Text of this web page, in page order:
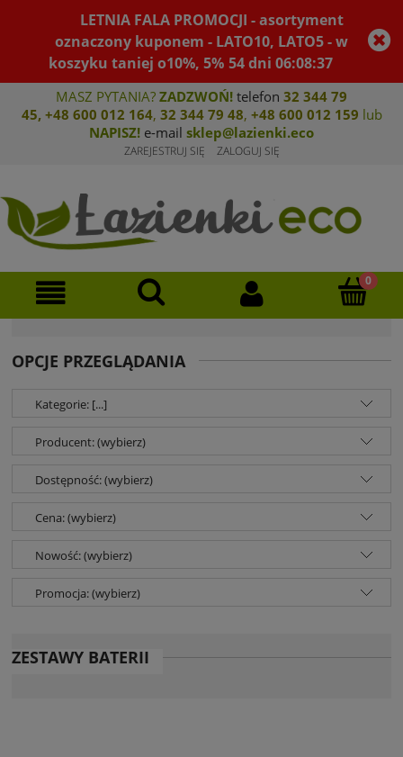
LETNIA FALA PROMOCJI - asortyment
oznaczony kuponem - LATO10, LATO5 - w
koszyku taniej o10%, 5% 54dni06:08:37
MASZ PYTANIA? ZADZWOŃ! telefon 32 344 79
45, +48 600 012 164, 32 344 79 48, +48 600 012 159 lub
NAPISZ! e-mail sklep@lazienki.eco
ZAREJESTRUJ SIĘ ZALOGUJ SIĘ
OPCJE PRZEGLĄDANIA
Kategorie: [...]
Producent: (wybierz)
Dostępność: (wybierz)
Cena: (wybierz)
Nowość: (wybierz)
Promocja: (wybierz)
ZESTAWY BATERII